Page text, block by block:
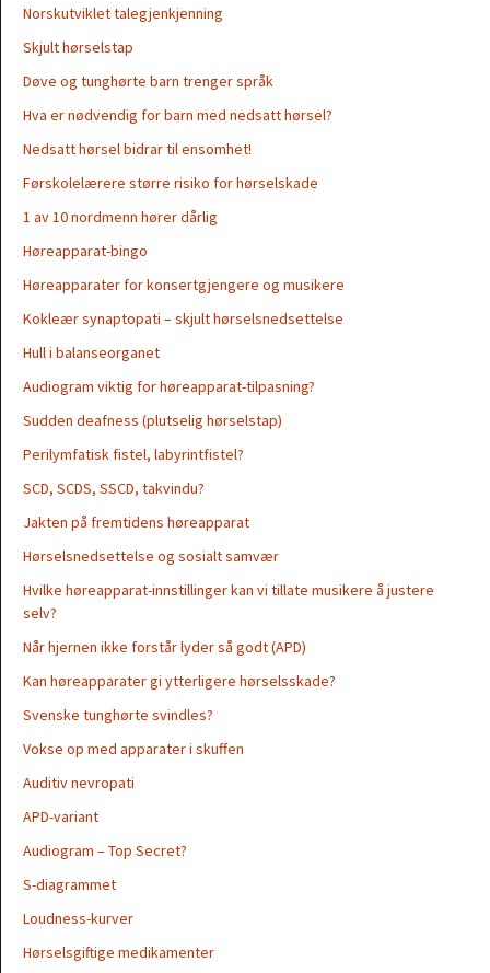
Norskutviklet talegjenkjenning
Skjult hørselstap
Døve og tunghørte barn trenger språk
Hva er nødvendig for barn med nedsatt hørsel?
Nedsatt hørsel bidrar til ensomhet!
Førskolelærere større risiko for hørselskade
1 av 10 nordmenn hører dårlig
Høreapparat-bingo
Høreapparater for konsertgjengere og musikere
Kokleær synaptopati – skjult hørselsnedsettelse
Hull i balanseorganet
Audiogram viktig for høreapparat-tilpasning?
Sudden deafness (plutselig hørselstap)
Perilymfatisk fistel, labyrintfistel?
SCD, SCDS, SSCD, takvindu?
Jakten på fremtidens høreapparat
Hørselsnedsettelse og sosialt samvær
Hvilke høreapparat-innstillinger kan vi tillate musikere å justere
selv?
Når hjernen ikke forstår lyder så godt (APD)
Kan høreapparater gi ytterligere hørselsskade?
Svenske tunghørte svindles?
Vokse op med apparater i skuffen
Auditiv nevropati
APD-variant
Audiogram – Top Secret?
S-diagrammet
Loudness-kurver
Hørselsgiftige medikamenter